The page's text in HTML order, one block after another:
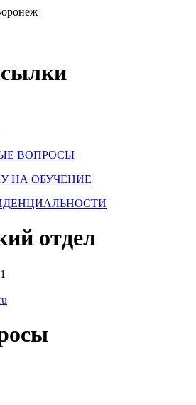
ВОПРОСЫ
НА ОБУЧЕНИЕ
отдел